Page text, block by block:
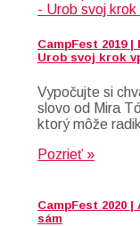
CampFest 2019
Urob svoj krok
Vypočujte si
slovo od Mira
ktorý môže
Pozrieť »
CampFest 2020
sám